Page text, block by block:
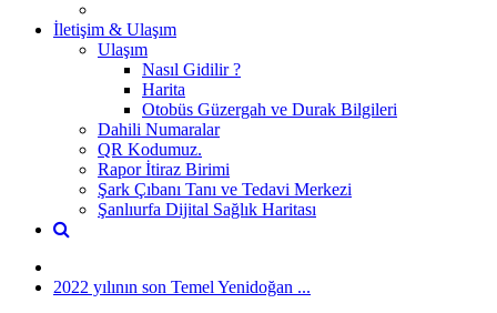
İletişim & Ulaşım
Ulaşım
Nasıl Gidilir ?
Harita
Otobüs Güzergah ve Durak Bilgileri
Dahili Numaralar
QR Kodumuz.
Rapor İtiraz Birimi
Şark Çıbanı Tanı ve Tedavi Merkezi
Şanlıurfa Dijital Sağlık Haritası
2022 yılının son Temel Yenidoğan ...